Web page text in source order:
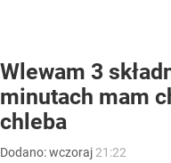
Wlewam 3
minutach mam
chleba
Dodano:wczoraj 21:22